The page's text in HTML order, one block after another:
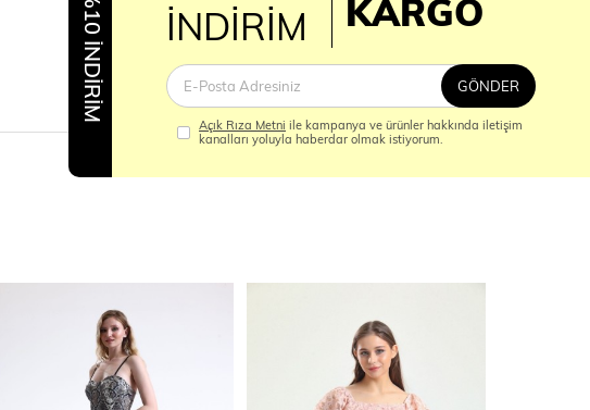
%10 İNDİRİM İNDİRİM
KARGO
GÖNDER
Açık Rıza Metni ile kampanya ve ürünler hakkında iletişim
kanalları yoluyla haberdar olmak istiyorum.